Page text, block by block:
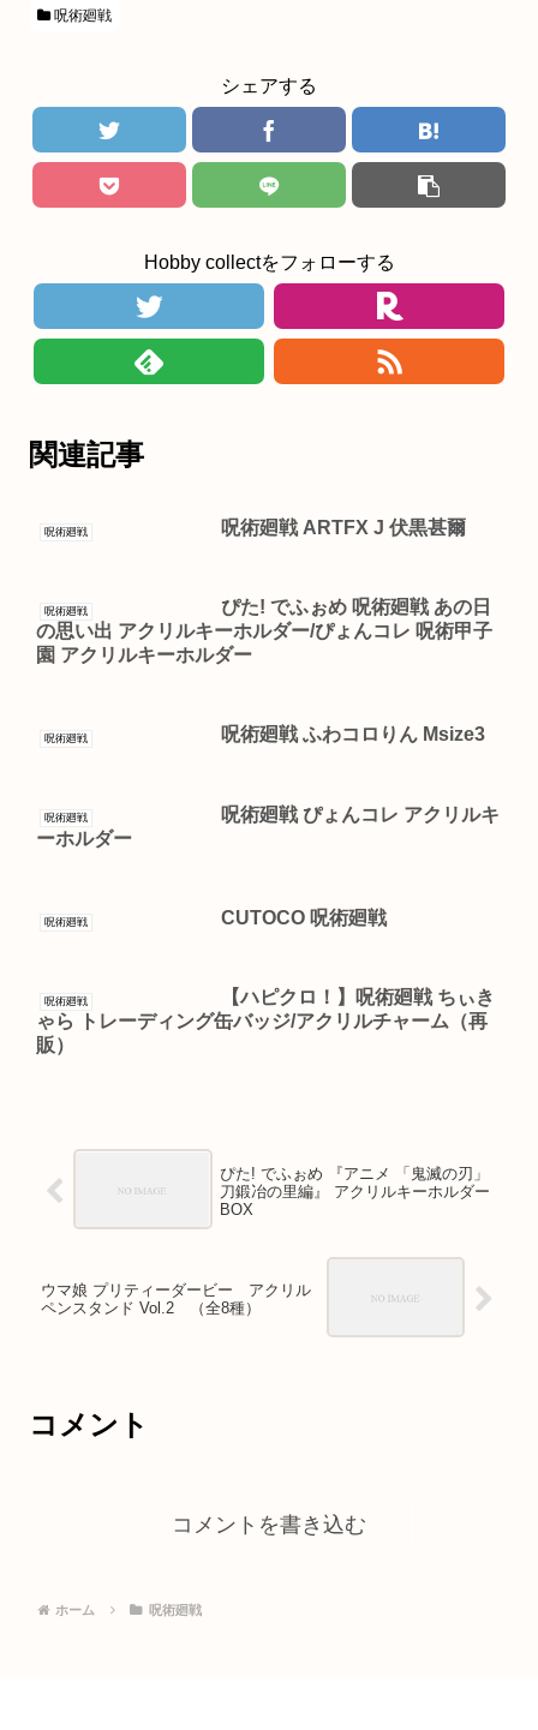
呪術廻戦
シェアする
Hobby collectをフォローする
関連記事
呪術廻戦 呪術廻戦 ARTFX J 伏黒甚爾
呪術廻戦
ぴた! でふぉめ 呪術廻戦 あの日
の思い出 アクリルキーホルダー/ぴょんコレ 呪術甲子
園 アクリルキーホルダー
呪術廻戦 呪術廻戦 ふわコロりん Msize3
呪術廻戦
呪術廻戦 ぴょんコレ アクリルキ
ーホルダー
呪術廻戦 CUTOCO 呪術廻戦
呪術廻戦
【ハピクロ！】呪術廻戦 ちぃき
ゃら トレーディング缶バッジ/アクリルチャーム（再
販）
ぴた! でふぉめ 『アニメ 「鬼滅の刃」
刀鍛冶の里編』 アクリルキーホルダー
BOX
ウマ娘 プリティーダービー アクリル
ペンスタンド Vol.2 （全8種）
コメント
コメントを書き込む
ホーム 呪術廻戦